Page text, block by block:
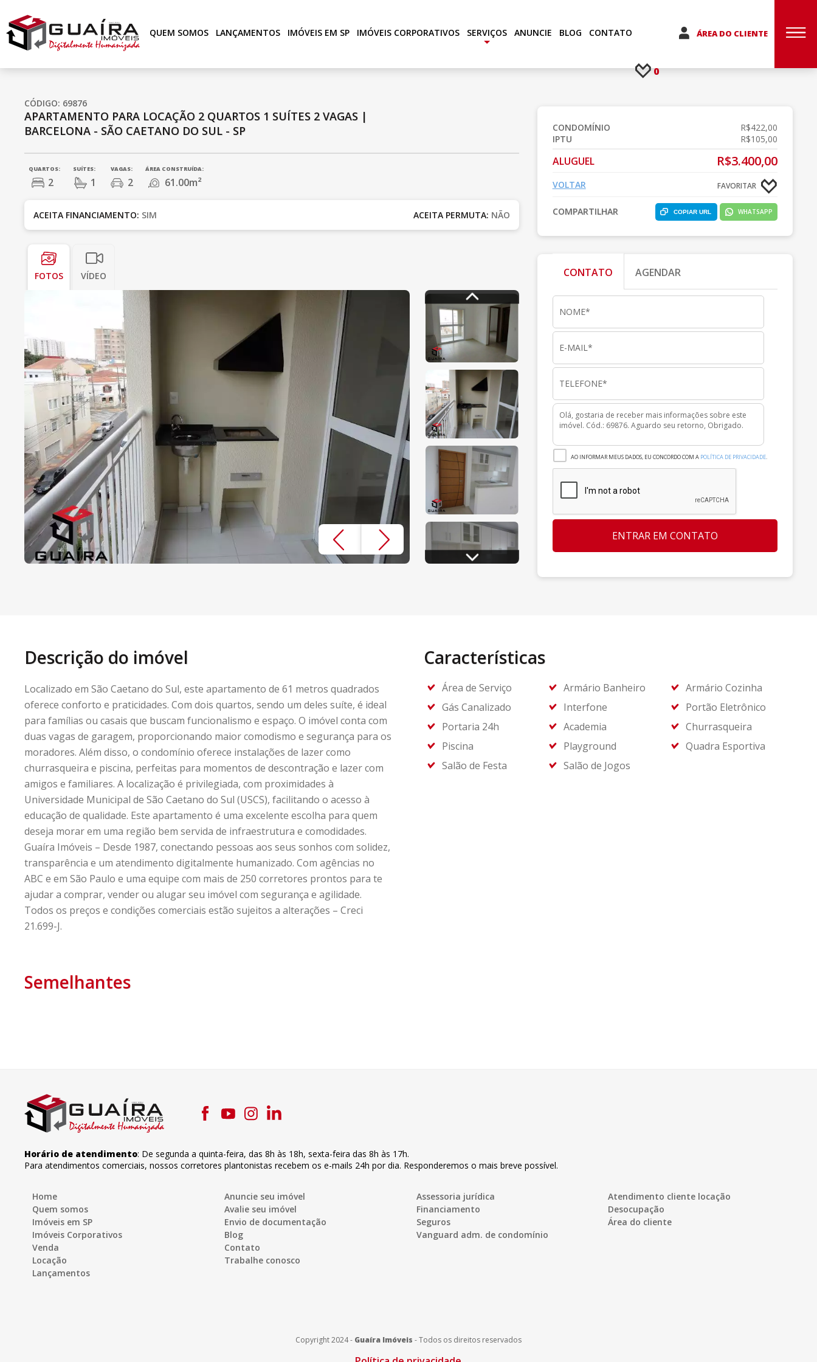
QUEM SOMOS LANÇAMENTOS IMÓVEIS EM SP
IMÓVEIS CORPORATIVOS
SERVIÇOS ANUNCIE BLOG CONTATO ÁREA DO CLIENTE
0
CÓDIGO: 69876
APARTAMENTO PARA LOCAÇÃO 2 QUARTOS 1 SUÍTES 2 VAGAS |
BARCELONA - SÃO CAETANO DO SUL - SP
QUARTOS:
2
SUÍTES:
1
VAGAS:
2
ÁREA CONSTRUÍDA:
61.00m²
ACEITA FINANCIAMENTO: SIM ACEITA PERMUTA: NÃO
FOTOS VÍDEO
CONDOMÍNIO
R$422,00
IPTU
R$105,00
ALUGUEL R$3.400,00
FAVORITAR
VOLTAR
COMPARTILHAR WHATSAPP
COPIAR URL
CONTATO AGENDAR
AO INFORMAR MEUS DADOS, EU CONCORDO COM A POLÍTICA DE PRIVACIDADE.
ENTRAR EM CONTATO
Descrição do imóvel
Localizado em São Caetano do Sul, este apartamento de 61 metros quadrados
oferece conforto e praticidades. Com dois quartos, sendo um deles suíte, é ideal
para famílias ou casais que buscam funcionalismo e espaço. O imóvel conta com
duas vagas de garagem, proporcionando maior comodismo e segurança para os
moradores. Além disso, o condomínio oferece instalações de lazer como
churrasqueira e piscina, perfeitas para momentos de descontração e lazer com
amigos e familiares. A localização é privilegiada, com proximidades à
Universidade Municipal de São Caetano do Sul (USCS), facilitando o acesso à
educação de qualidade. Este apartamento é uma excelente escolha para quem
deseja morar em uma região bem servida de infraestrutura e comodidades.
Guaíra Imóveis – Desde 1987, conectando pessoas aos seus sonhos com solidez,
transparência e um atendimento digitalmente humanizado. Com agências no
ABC e em São Paulo e uma equipe com mais de 250 corretores prontos para te
ajudar a comprar, vender ou alugar seu imóvel com segurança e agilidade.
Todos os preços e condições comerciais estão sujeitos a alterações – Creci
21.699-J.
Características
Área de Serviço Armário Banheiro
Armário Cozinha
Gás Canalizado
Interfone
Portão Eletrônico
Portaria 24h
Academia
Churrasqueira
Piscina
Playground
Quadra Esportiva
Salão de Festa
Salão de Jogos
Semelhantes
Horário de atendimento: De segunda a quinta-feira,das 8h às 18h,sexta-feira das 8h às 17h.
Para atendimentos comerciais, nossos corretores plantonistas recebem os e-mails 24h por dia. Responderemos o mais breve possível.
Home
Quem somos
Imóveis em SP
Imóveis Corporativos
Venda
Locação
Lançamentos
Anuncie seu imóvel
Avalie seu imóvel
Envio de documentação
Blog
Contato
Trabalhe conosco
Assessoria jurídica
Financiamento
Seguros
Vanguard adm. de condomínio
Atendimento cliente locação
Desocupação
Área do cliente
Copyright 2024 - Guaíra Imóveis -Todos os direitos reservados